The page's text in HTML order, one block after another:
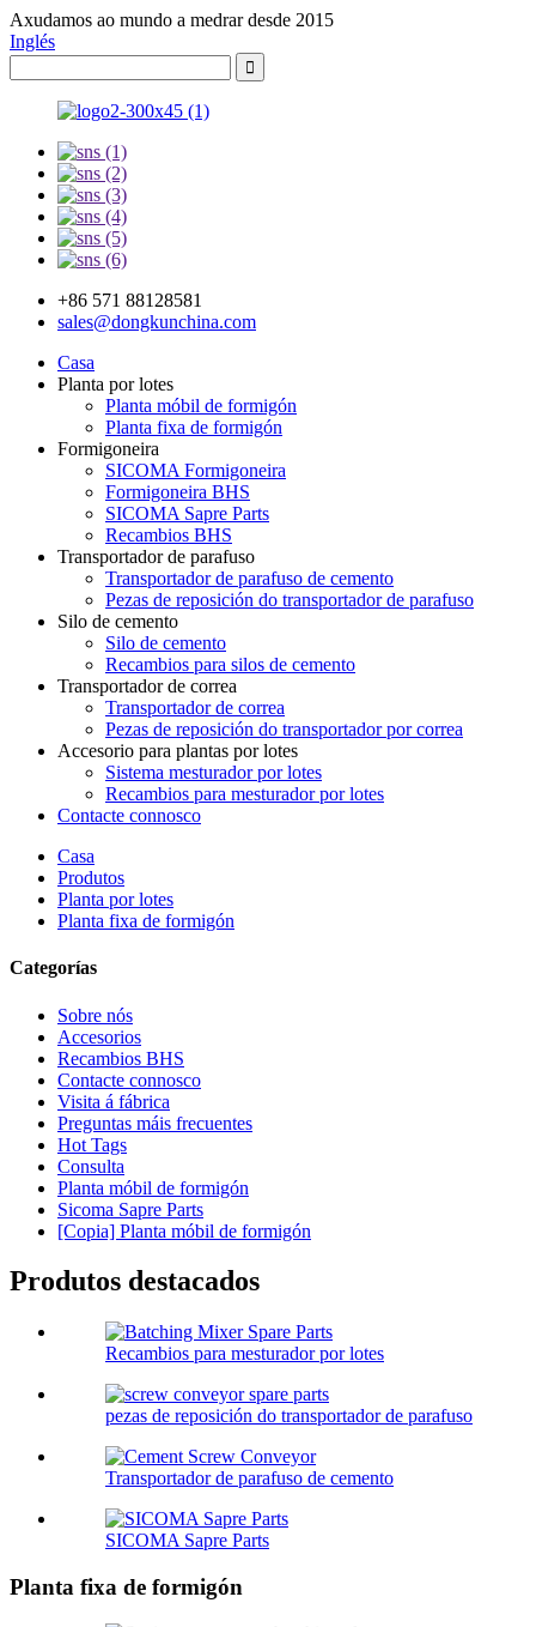
Axudamos ao mundo a medrar desde 2015
Inglés
+86 571 88128581
sales@dongkunchina.com
Casa
Planta por lotes
Planta móbil de formigón
Planta fixa de formigón
Formigoneira
SICOMA Formigoneira
Formigoneira BHS
SICOMA Sapre Parts
Recambios BHS
Transportador de parafuso
Transportador de parafuso de cemento
Pezas de reposición do transportador de parafuso
Silo de cemento
Silo de cemento
Recambios para silos de cemento
Transportador de correa
Transportador de correa
Pezas de reposición do transportador por correa
Accesorio para plantas por lotes
Sistema mesturador por lotes
Recambios para mesturador por lotes
Contacte connosco
Casa
Produtos
Planta por lotes
Planta fixa de formigón
Categorías
Sobre nós
Accesorios
Recambios BHS
Contacte connosco
Visita á fábrica
Preguntas máis frecuentes
Hot Tags
Consulta
Planta móbil de formigón
Sicoma Sapre Parts
[Copia] Planta móbil de formigón
Produtos destacados
Recambios para mesturador por lotes
pezas de reposición do transportador de parafuso
Transportador de parafuso de cemento
SICOMA Sapre Parts
Planta fixa de formigón